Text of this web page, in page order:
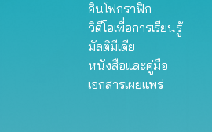
อินโฟกราฟิก
วิดีโอเพื่อการเรียนรู้
มัลติมีเดีย
หนังสือและคู่มือ
เอกสารเผยแพร่